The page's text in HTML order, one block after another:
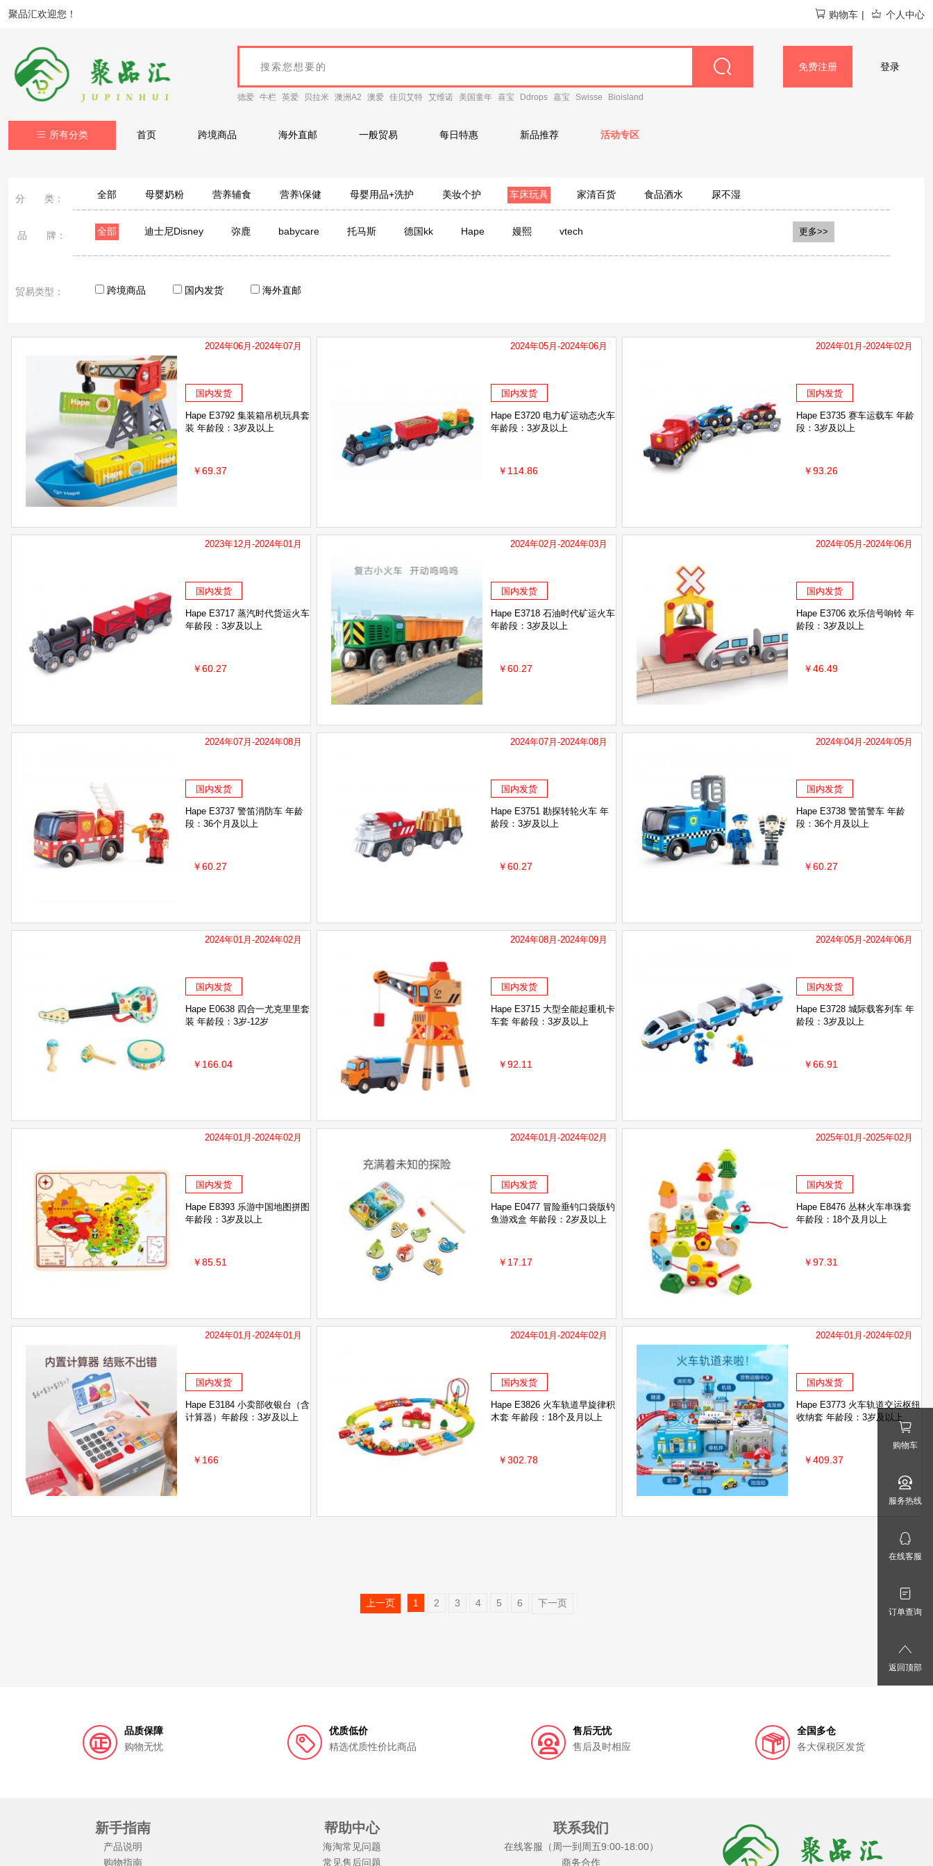
聚品汇欢迎您！ 购物车 | 个人中心
德爱 牛栏 英爱 贝拉米 澳洲A2 澳爱 佳贝艾特 艾维诺 美国童年 喜宝 Ddrops 嘉宝 Swisse Bioisland
免费注册 登录
所有分类 首页 跨境商品 海外直邮 一般贸易 每日特惠 新品推荐 活动专区
分 类： 全部 母婴奶粉 营养辅食 营养\保健 母婴用品+洗护 美妆个护 车床玩具 家清百货 食品酒水 尿不湿
品 牌： 全部 迪士尼Disney 弥鹿 babycare 托马斯 德国kk Hape 嫚熙 vtech 更多>>
贸易类型： 跨境商品 国内发货 海外直邮
2024年06月-2024年07月
国内发货
Hape E3792 集装箱吊机玩具套
装 年龄段：3岁及以上
￥69.37
2024年05月-2024年06月
国内发货
Hape E3720 电力矿运动态火车
年龄段：3岁及以上
￥114.86
2024年01月-2024年02月
国内发货
Hape E3735 赛车运载车 年龄
段：3岁及以上
￥93.26
2023年12月-2024年01月
国内发货
Hape E3717 蒸汽时代货运火车
年龄段：3岁及以上
￥60.27
2024年02月-2024年03月
国内发货
Hape E3718 石油时代矿运火车
年龄段：3岁及以上
￥60.27
2024年05月-2024年06月
国内发货
Hape E3706 欢乐信号响铃 年
龄段：3岁及以上
￥46.49
2024年07月-2024年08月
国内发货
Hape E3737 警笛消防车 年龄
段：36个月及以上
￥60.27
2024年07月-2024年08月
国内发货
Hape E3751 勘探转轮火车 年
龄段：3岁及以上
￥60.27
2024年04月-2024年05月
国内发货
Hape E3738 警笛警车 年龄
段：36个月及以上
￥60.27
2024年01月-2024年02月
国内发货
Hape E0638 四合一尤克里里套
装 年龄段：3岁-12岁
￥166.04
2024年08月-2024年09月
国内发货
Hape E3715 大型全能起重机卡
车套 年龄段：3岁及以上
￥92.11
2024年05月-2024年06月
国内发货
Hape E3728 城际载客列车 年
龄段：3岁及以上
￥66.91
2024年01月-2024年02月
国内发货
Hape E8393 乐游中国地图拼图
年龄段：3岁及以上
￥85.51
2024年01月-2024年02月
国内发货
Hape E0477 冒险垂钓口袋版钓
鱼游戏盒 年龄段：2岁及以上
￥17.17
2025年01月-2025年02月
国内发货
Hape E8476 丛林火车串珠套
年龄段：18个及月以上
￥97.31
2024年01月-2024年01月
国内发货
Hape E3184 小卖部收银台（含
计算器）年龄段：3岁及以上
￥166
2024年01月-2024年02月
国内发货
Hape E3826 火车轨道早旋律积
木套 年龄段：18个及月以上
￥302.78
2024年01月-2024年02月
国内发货
Hape E3773 火车轨道交运枢纽
收纳套 年龄段：3岁及以上
￥409.37
上一页 1 2 3 4 5 6 下一页
品质保障
购物无忧
优质低价
精选优质性价比商品
售后无忧
售后及时相应
全国多仓
各大保税区发货
新手指南
产品说明
购物指南
帮助中心
海淘常见问题
常见售后问题
联系我们
在线客服（周一到周五9:00-18:00）
商务合作
购物车
服务热线
在线客服
订单查询
返回顶部